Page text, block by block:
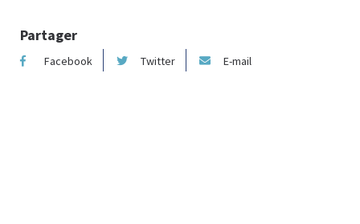
Partager
Facebook Twitter E-mail